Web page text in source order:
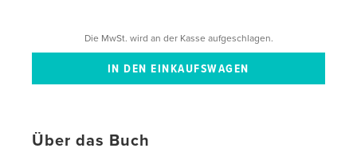
Die MwSt. wird an der Kasse aufgeschlagen.
Über das Buch